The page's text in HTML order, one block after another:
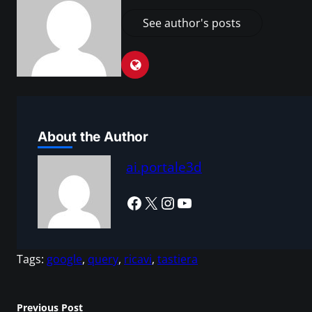
See author's posts
About the Author
ai.portale3d
Facebook X InstagramYouTube
Tags: google, query, ricavi, tastiera
Previous Post